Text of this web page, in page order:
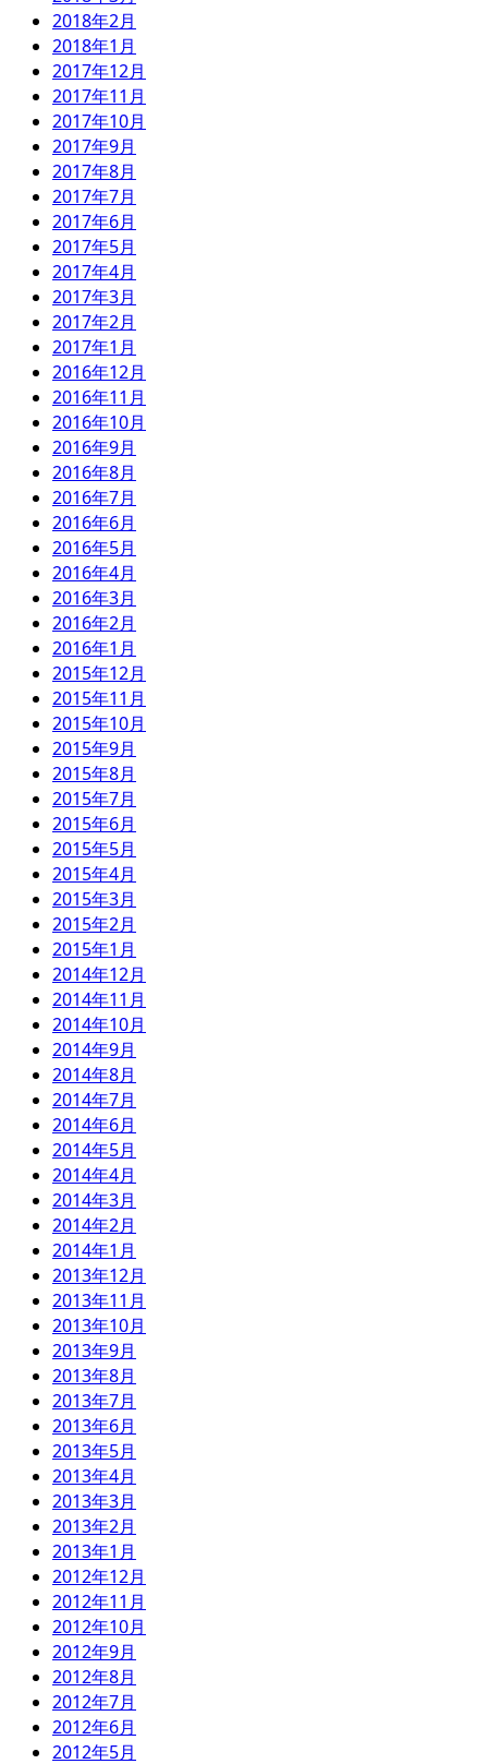
2018年2月
2018年1月
2017年12月
2017年11月
2017年10月
2017年9月
2017年8月
2017年7月
2017年6月
2017年5月
2017年4月
2017年3月
2017年2月
2017年1月
2016年12月
2016年11月
2016年10月
2016年9月
2016年8月
2016年7月
2016年6月
2016年5月
2016年4月
2016年3月
2016年2月
2016年1月
2015年12月
2015年11月
2015年10月
2015年9月
2015年8月
2015年7月
2015年6月
2015年5月
2015年4月
2015年3月
2015年2月
2015年1月
2014年12月
2014年11月
2014年10月
2014年9月
2014年8月
2014年7月
2014年6月
2014年5月
2014年4月
2014年3月
2014年2月
2014年1月
2013年12月
2013年11月
2013年10月
2013年9月
2013年8月
2013年7月
2013年6月
2013年5月
2013年4月
2013年3月
2013年2月
2013年1月
2012年12月
2012年11月
2012年10月
2012年9月
2012年8月
2012年7月
2012年6月
2012年5月